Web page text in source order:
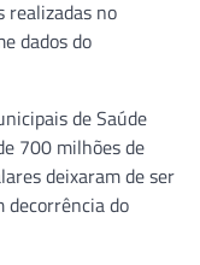
realizadas no
dados do
de Saúde
700 milhões de
deixaram de ser
decorrência do